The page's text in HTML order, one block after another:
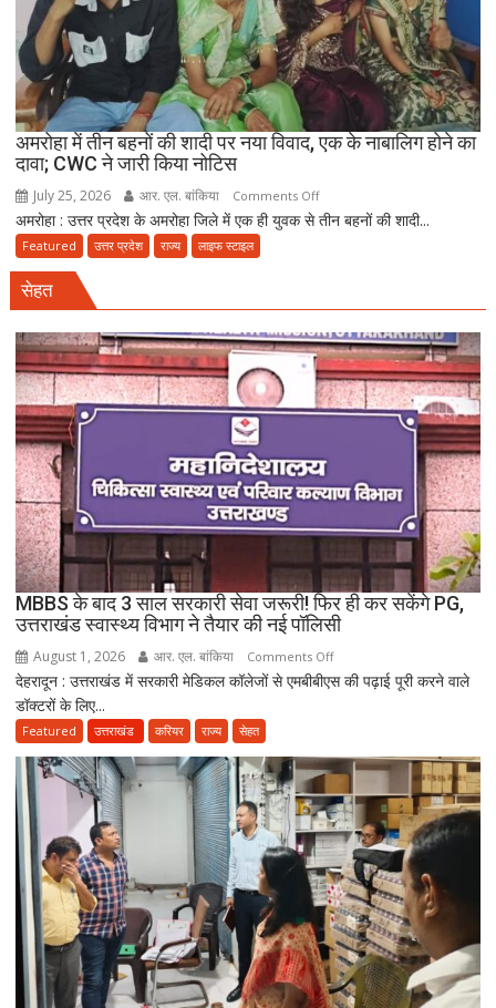
रंगदारी
गैंग
गिरफ्तार
अमरोहा में तीन बहनों की शादी पर नया विवाद, एक के नाबालिग होने का
दावा; CWC ने जारी किया नोटिस
July 25, 2026 आर. एल. बांकिया Comments Offon
अमरोहा
शादी
पर
नया
विवाद,
के
नाबालिग
का
दावा;
CWC
ने
जारी
किया
नोटिस
अमरोहा : उत्तर प्रदेश के अमरोहा जिले में एक ही युवक से तीन बहनों की शादी...
Featured उत्तर प्रदेश राज्य लाइफ स्टाइल
सेहत
MBBS के बाद 3 साल सरकारी सेवा जरूरी! फिर ही कर सकेंगे PG,
उत्तराखंड स्वास्थ्य विभाग ने तैयार की नई पॉलिसी
August 1, 2026 आर. एल. बांकिया Comments Offon
MBBS
साल
सरकारी
सेवा
जरूरी!
फिर
ही
कर
सकेंगे
PG,
उत्तराखंड
देहरादून : उत्तराखंड में सरकारी मेडिकल कॉलेजों से एमबीबीएस की पढ़ाई पूरी करने वाले
डॉक्टरों के लिए...
Featured उत्तराखंड करियर राज्य सेहत